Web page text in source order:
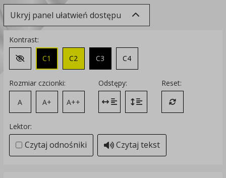
Ukryj panel ułatwień dostępu
Kontrast:
Zmień kontrast na domyślny
C1 C2 C3 C4
Rozmiar czcionki:
A
A+ A++
Odstępy:
Zmień odstęp między literami
Zmień interlinię i margines
Reset:
Przywróć
Lektor:
Czytaj odnośniki Czytaj tekst